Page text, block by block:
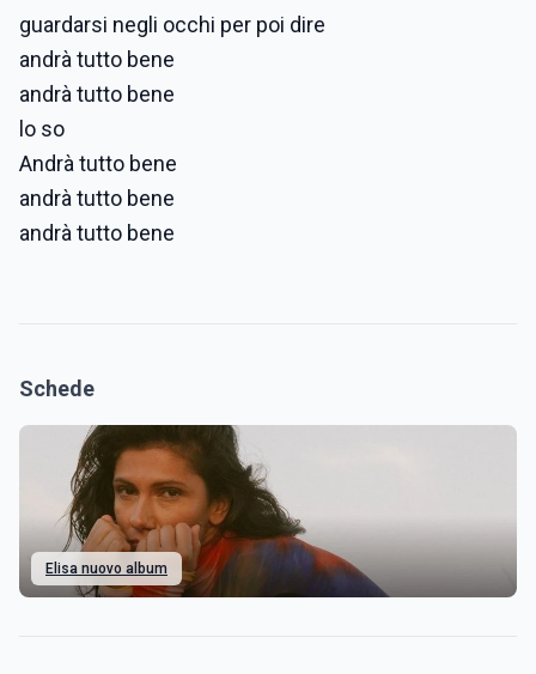
guardarsi negli occhi per poi dire
andrà tutto bene
andrà tutto bene
lo so
Andrà tutto bene
andrà tutto bene
andrà tutto bene
Schede
Elisa nuovo album